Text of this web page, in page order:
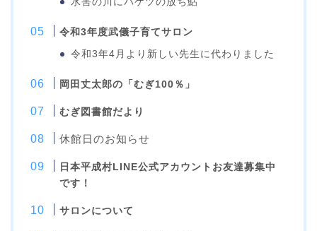
令和3年度武儀子育てサロン
令和3年4月より新しい先生に代わりました
岡田丈太郎の「むぎ100％」
むぎ図書館だより
休館日のお知らせ
日本平成村LINE公式アカウントお友達募集中
です！
サロンについて